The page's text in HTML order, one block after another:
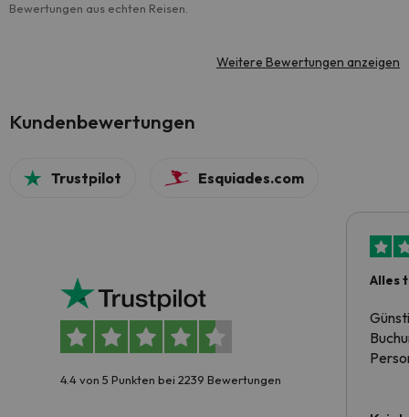
Bewertungen aus echten Reisen.
Weitere Bewertungen anzeigen
Kundenbewertungen
Trustpilot Esquiades.com
4.4 von 5 Punkten bei 2239 Bewertungen
Alles